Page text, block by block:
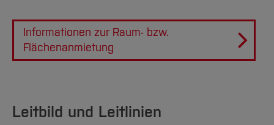
Informationen zur Raum- bzw.
Flächenanmietung
Leitbild und Leitlinien